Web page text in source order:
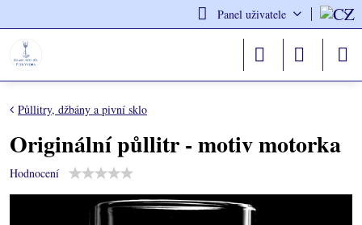
Panel uživatele
Půllitry, džbány a pivní sklo
Originální půllitr - motiv motorka
Hodnocení